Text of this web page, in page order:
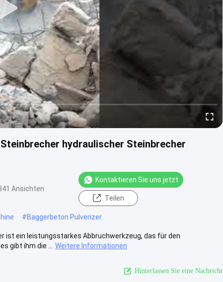
hydraulischer Steinbrecher
Ansichten
Kontaktieren Sie uns jetzt
Teilen
#Baggerbeton Pulverizer
ist ein leistungsstarkes Abbruchwerkzeug, das für den
gibt ihm die ...
Weitere Informationen
Hinterlassen Sie eine Nachricht